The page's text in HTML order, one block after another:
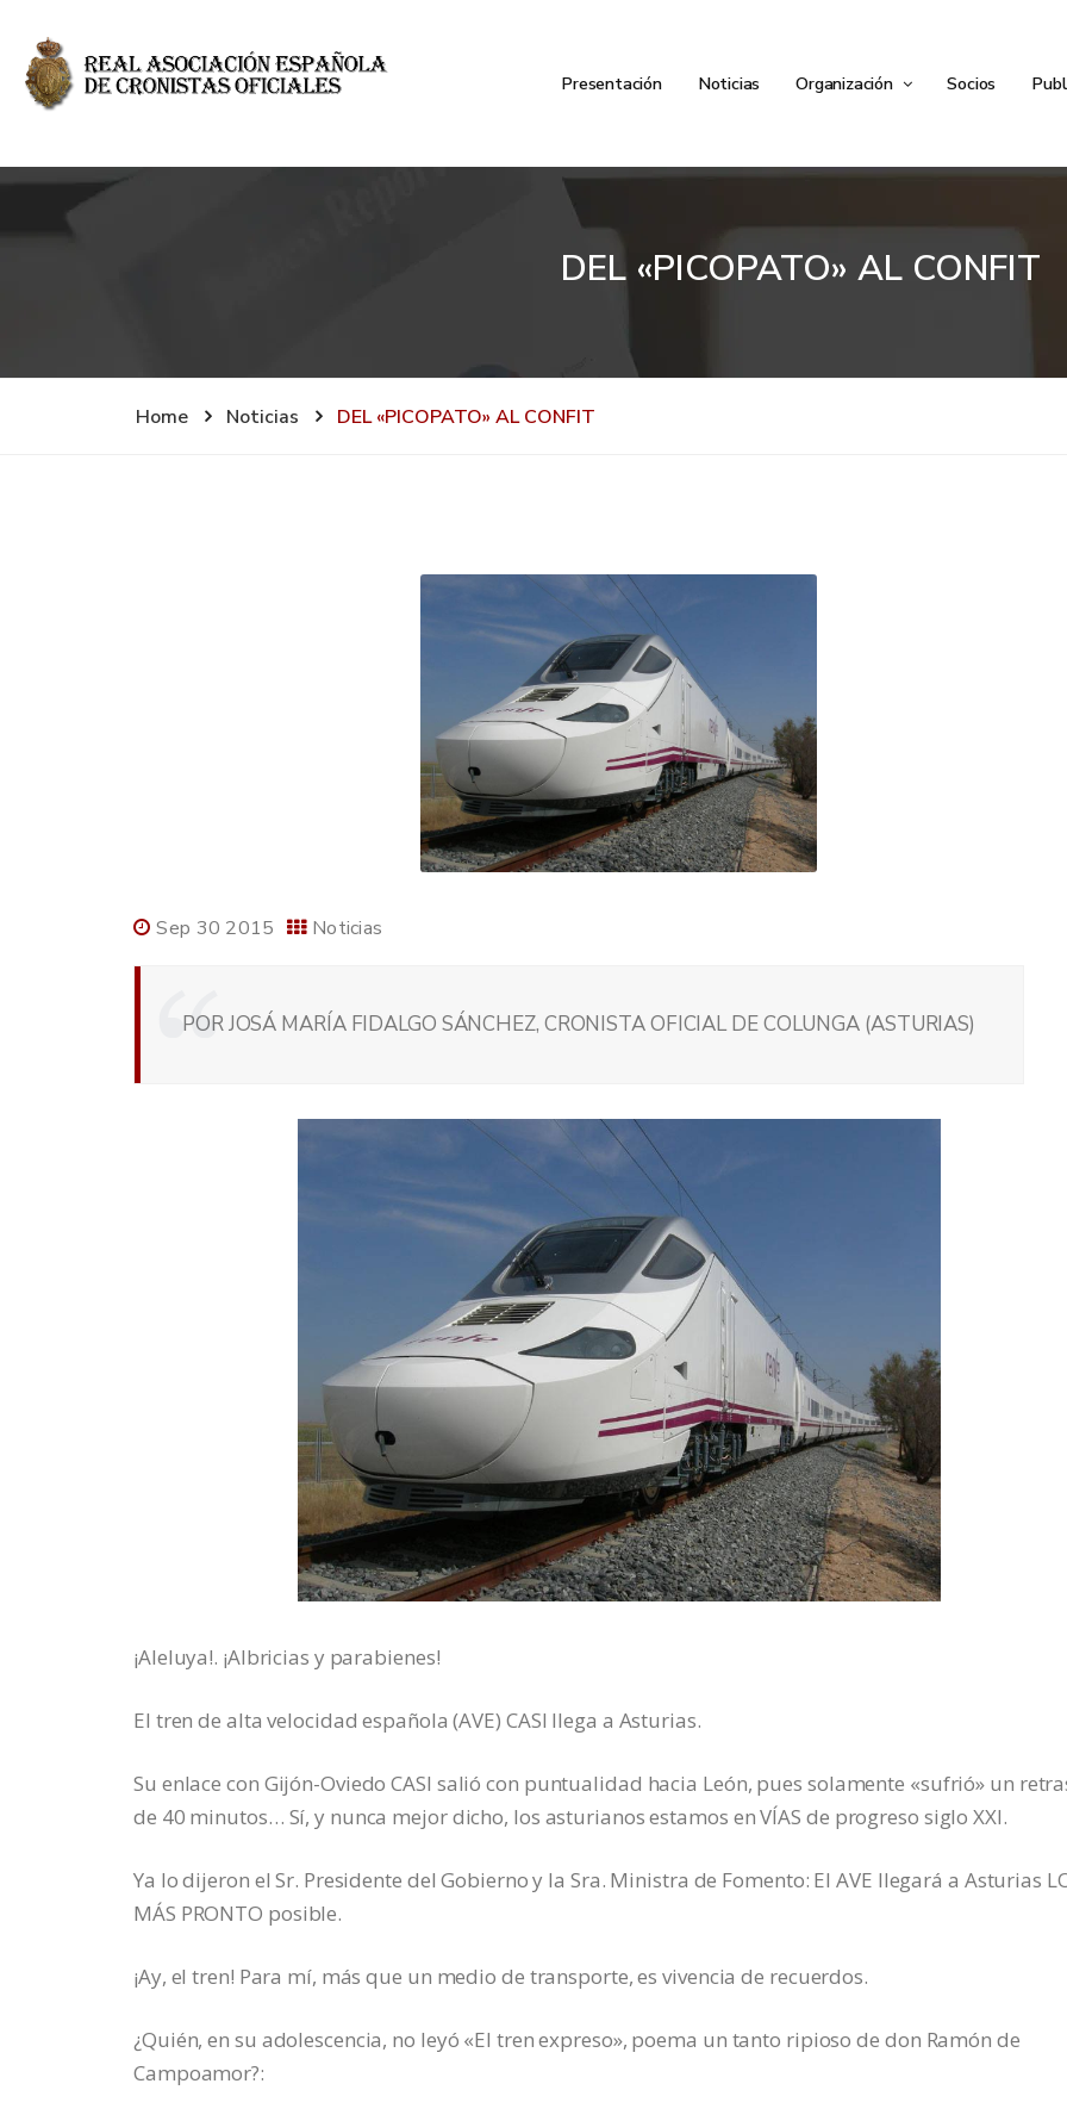
Presentación Noticias Organización Socios
DEL «PICOPATO» AL CONFIT
Home Noticias DEL «PICOPATO» AL CONFIT
Sep 30 2015 Noticias
POR JOSÁ MARÍA FIDALGO SÁNCHEZ, CRONISTA OFICIAL DE COLUNGA (ASTURIAS)
¡Aleluya!. ¡Albricias y parabienes!
El tren de alta velocidad española (AVE) CASI llega a Asturias.
Su enlace con Gijón-Oviedo CASI salió con puntualidad hacia León, pues solamente «sufrió» un
de 40 minutos… Sí, y nunca mejor dicho, los asturianos estamos en VÍAS de progreso siglo XXI.
Ya lo dijeron el Sr. Presidente del Gobierno y la Sra. Ministra de Fomento: El AVE llegará a Asturias
MÁS PRONTO posible.
¡Ay, el tren! Para mí, más que un medio de transporte, es vivencia de recuerdos.
¿Quién, en su adolescencia, no leyó «El tren expreso», poema un tanto ripioso de don Ramón de
Campoamor?: